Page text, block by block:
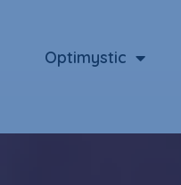
Optimystic